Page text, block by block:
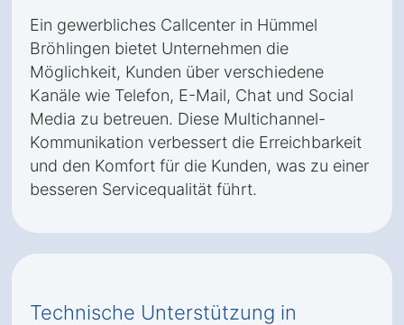
Ein gewerbliches Callcenter in Hümmel
Bröhlingen bietet Unternehmen die
Möglichkeit, Kunden über verschiedene
Kanäle wie Telefon, E-Mail, Chat und Social
Media zu betreuen. Diese Multichannel-
Kommunikation verbessert die Erreichbarkeit
und den Komfort für die Kunden, was zu einer
besseren Servicequalität führt.
Technische Unterstützung in